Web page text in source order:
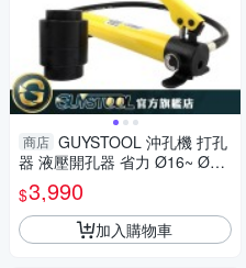
商店 GUYSTOOL 沖孔機 打孔
器 液壓開孔器 省力 Ø16~ Ø51
mm 電櫃銅排開圓孔 模具6個
限宅配
$3,990
加入購物車